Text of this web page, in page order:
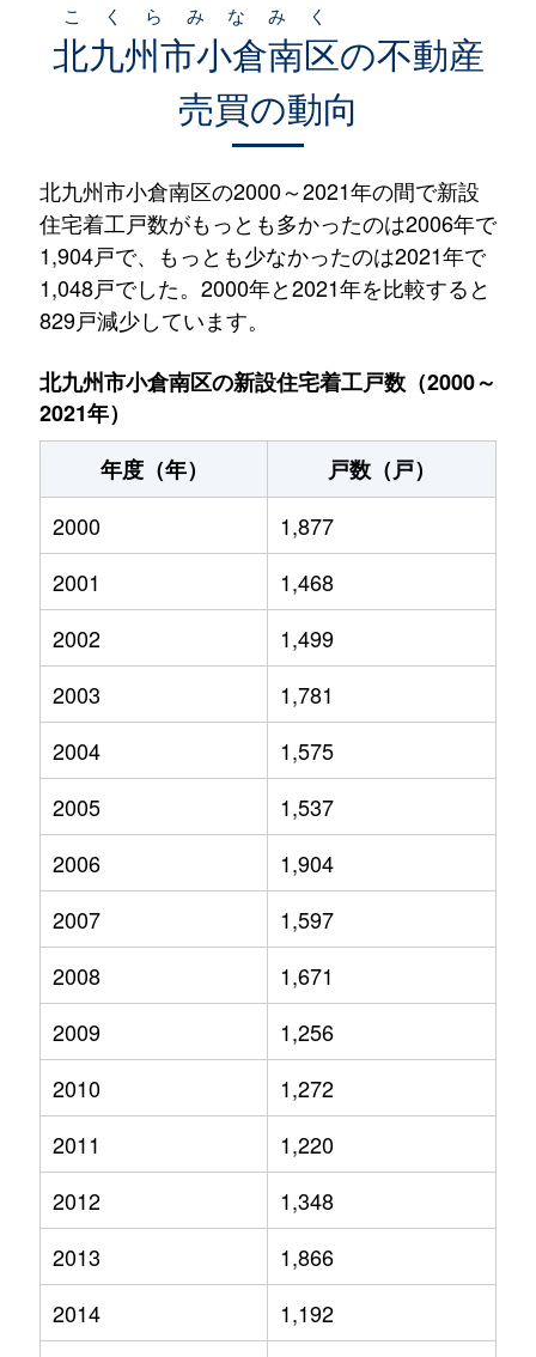
北九州市小倉南区
こくらみなみく
の不動産
売買の動向
北九州市小倉南区の2000～2021年の間で新設
住宅着工戸数がもっとも多かったのは2006年で
1,904戸で、もっとも少なかったのは2021年で
1,048戸でした。2000年と2021年を比較すると
829戸減少しています。
北九州市小倉南区の新設住宅着工戸数（2000～
2021年）
年度（年）
戸数（戸）
2000
1,877
2001
1,468
2002
1,499
2003
1,781
2004
1,575
2005
1,537
2006
1,904
2007
1,597
2008
1,671
2009
1,256
2010
1,272
2011
1,220
2012
1,348
2013
1,866
2014
1,192